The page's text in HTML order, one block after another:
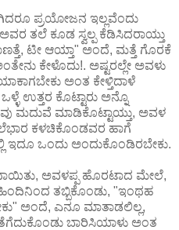
ಪ್ರಯೋಜನ ಇಲ್ಲವೆಂದು
ತಲೆ ಕೂಡ ಸ್ವಲ್ಪ ಕೆಡಿಸಿದರಾಯ್ತು
ಟೀ ಆಯ್ತಾ" ಅಂದೆ, ಮತ್ತೆ ಗೊರಕೆ
ಕೇಳೊದು!. ಅಷ್ಟರಲ್ಲೇ ಅವಳು
ಅಂತ ಕೇಳ್ತಿದಾಳೆ
ಉತ್ತರ ಕೊಟ್ಟಾರು ಅನ್ನೊ
ಮದುವೆ ಮಾಡಿಕೊಟ್ಟಾಯ್ತು, ಅವಳ
ಕಳಚಿಕೊಂಡವರ ಹಾಗೆ
ಇದೂ ಒಂದು ಅಂದುಕೊಂಡಿರಬೇಕು.
ಅವಳಪ್ಪ ಹೊರಟಾದ ಮೇಲೆ,
ತಬ್ಬಿಕೊಂಡು, "ಇಂಥಹ
ಅಂದೆ, ಎನೂ ಮಾತಾಡಲಿಲ್ಲ,
ತೆಗೆದುಕೊಂಡು ಬಾರಿಸಿಯಾಳು ಅಂತ